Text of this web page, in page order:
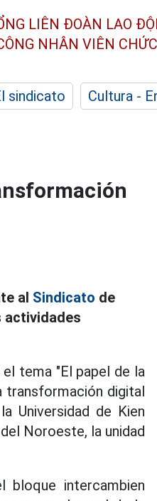
LIÊN ĐOÀN LAO
NHÂN VIÊN
sindicato
Cultura -
al Sindicato de
actividades
tema "El papel de la
transformación digital
Universidad de Kien
Noroeste, la unidad
intercambien